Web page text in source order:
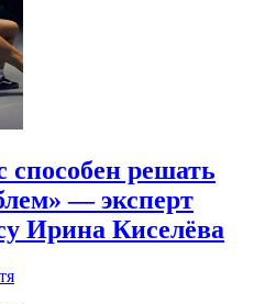
решать
— эксперт
Ирина Киселёва